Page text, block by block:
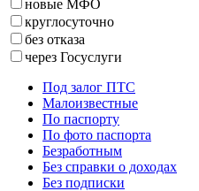
новые МФО
круглосуточно
без отказа
через Госуслуги
Под залог ПТС
Малоизвестные
По паспорту
По фото паспорта
Безработным
Без справки о доходах
Без подписки